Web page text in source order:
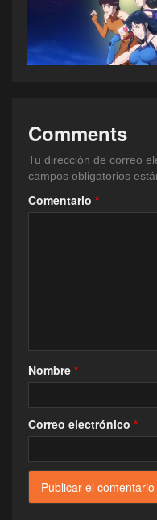
Comments
Tu dirección de correo
campos obligatorios
Comentario *
Nombre *
Correo electrónico *